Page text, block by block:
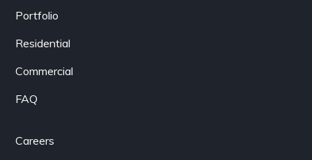
Portfolio
Residential
Commercial
FAQ
Careers